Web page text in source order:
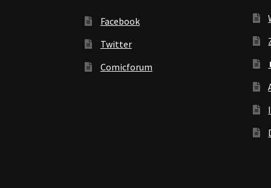
Facebook
Twitter
Comicforum